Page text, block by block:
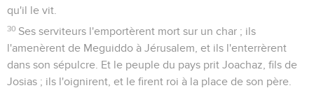
qu'il le vit.
30 Ses serviteurs l'emportèrent mort sur un char ; ils
l'amenèrent de Meguiddo à Jérusalem, et ils l'enterrèrent
dans son sépulcre. Et le peuple du pays prit Joachaz, fils de
Josias ; ils l'oignirent, et le firent roi à la place de son père.